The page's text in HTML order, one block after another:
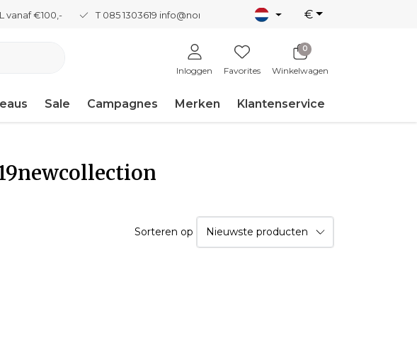
vanaf €100,- T 085 1303619 info@nordicnew.nl €
Inloggen Favorites
0
Winkelwagen
Sale Campagnes Merken Klantenservice
Sorteren op